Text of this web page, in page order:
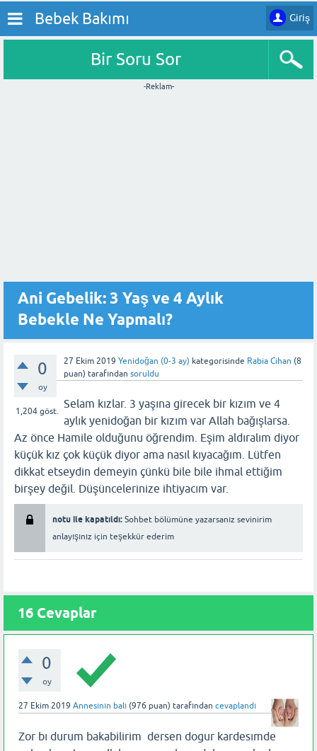
Giriş
Bebek Bakımı
Bir Soru Sor
-Reklam-
Ani Gebelik: 3 Yaş ve 4 Aylık
Bebekle Ne Yapmalı?
0
oy
1,204 göst.
27 Ekim 2019 Yenidoğan (0-3 ay) kategorisinde Rabia Cihan (8
puan) tarafından soruldu
Selam kızlar. 3 yaşına girecek bir kızım ve 4
aylık yenidoğan bir kızım var Allah bağışlarsa.
Az önce Hamile olduğunu öğrendim. Eşim aldıralım diyor
küçük kız çok küçük diyor ama nasıl kıyacağım. Lütfen
dikkat etseydin demeyin çünkü bile bile ihmal ettiğim
birşey değil. Düşüncelerinize ihtiyacım var.
notu ile kapatıldı: Sohbet bölümüne yazarsanız sevinirim
anlayışınız için teşekkür ederim
16 Cevaplar
0
oy
27 Ekim 2019 Annesının balı (976 puan) tarafından cevaplandı
Zor bı durum bakabilirim dersen dogur kardesımde